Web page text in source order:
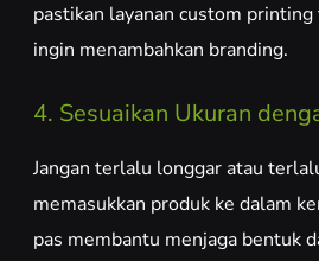
pastikan layanan custom
ingin menambahkan branding.
4. Sesuaikan Ukuran
Jangan terlalu longgar atau
memasukkan produk ke dalam
pas membantu menjaga bentuk